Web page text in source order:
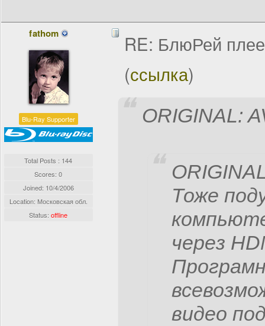
fathom
Blu-Ray Supporter
Total Posts : 144
Scores: 0
Joined: 10/4/2006
Location: Московская обл.
Status:offline
RE: БлюРей
(ссылка)
ORIGINAL:
Тоже
через
видео